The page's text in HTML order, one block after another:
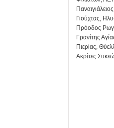
Γιούχτας,
Πρόοδος
Γρανίτης
Πιερίας,
Ακρίτες